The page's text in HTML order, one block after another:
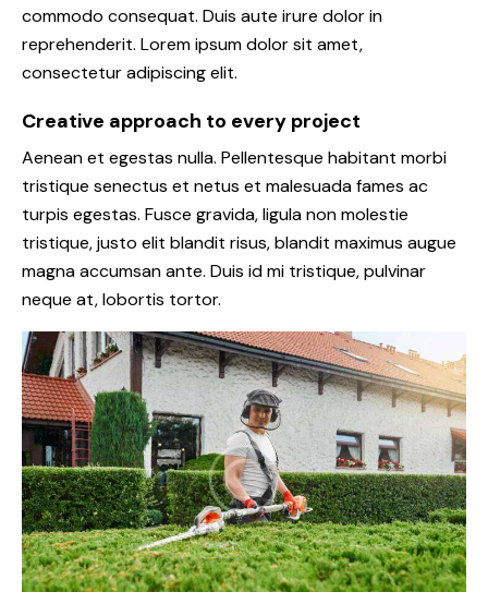
commodo consequat. Duis aute irure dolor in
reprehenderit. Lorem ipsum dolor sit amet,
consectetur adipiscing elit.
Creative approach to every project
Aenean et egestas nulla. Pellentesque habitant morbi
tristique senectus et netus et malesuada fames ac
turpis egestas. Fusce gravida, ligula non molestie
tristique, justo elit blandit risus, blandit maximus augue
magna accumsan ante. Duis id mi tristique, pulvinar
neque at, lobortis tortor.